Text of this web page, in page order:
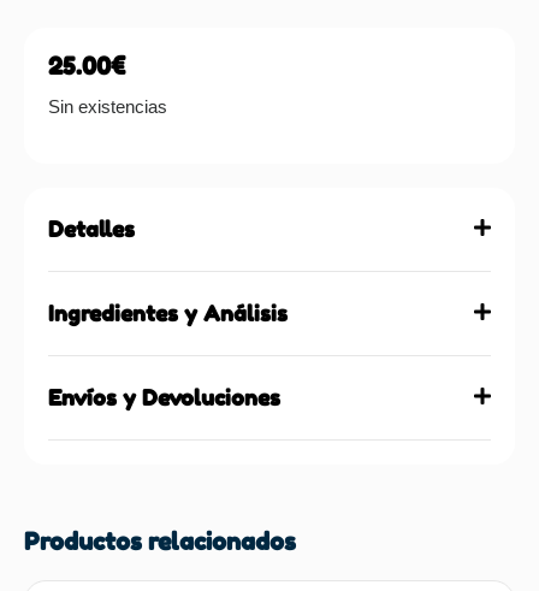
25.00€
Sin existencias
Detalles
Ingredientes y Análisis
Envíos y Devoluciones
Productos relacionados